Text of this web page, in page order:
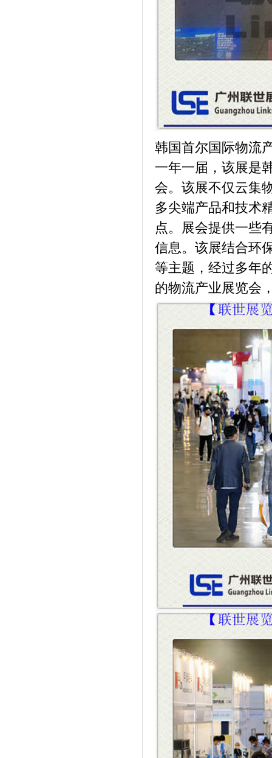
韩国首尔国际物流
一年一届，该展是
会。该展不仅云集
多尖端产品和技术
点。展会提供一些
信息。该展结合环
等主题，经过多年
的物流产业展览会